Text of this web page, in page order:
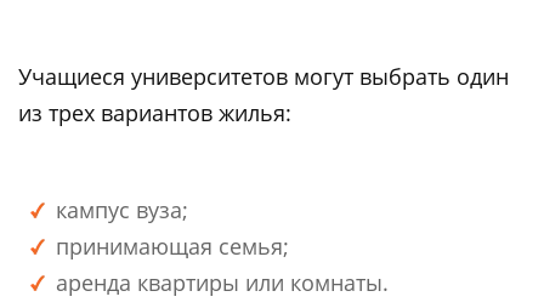
Учащиеся университетов могут выбрать один
из трех вариантов жилья:
кампус вуза;
принимающая семья;
аренда квартиры или комнаты.